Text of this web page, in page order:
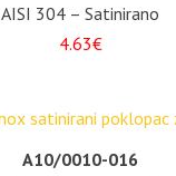
AISI 304 – Satinirano
4.63€
A10/0010-016